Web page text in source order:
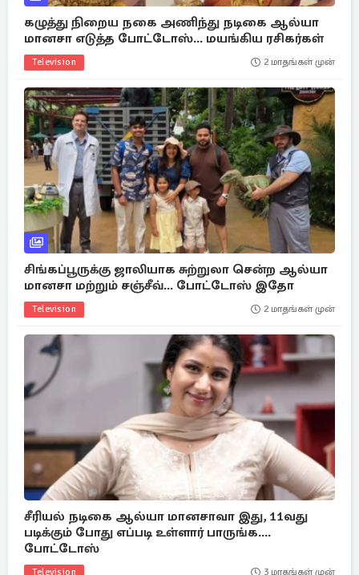
கழுத்து நிறைய நகை அணிந்து நடிகை ஆல்யா
மானசா எடுத்த போட்டோஸ்... மயங்கிய ரசிகர்கள்
Television 2 மாதங்கள் முன்
சிங்கப்பூருக்கு ஜாலியாக சுற்றுலா சென்ற ஆல்யா
மானசா மற்றும் சஞ்சீவ்... போட்டோஸ் இதோ
Television 2 மாதங்கள் முன்
சீரியல் நடிகை ஆல்யா மானசாவா இது, 11வது
படிக்கும் போது எப்படி உள்ளார் பாருங்க....
போட்டோஸ்
Television 3 மாதங்கள் முன்